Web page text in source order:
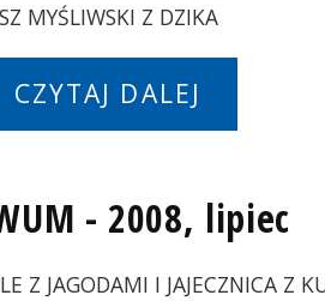
MYŚLIWSKI Z DZIKA
CZYTAJ DALEJ
- 2008, lipiec
Z JAGODAMI I JAJECZNICA Z